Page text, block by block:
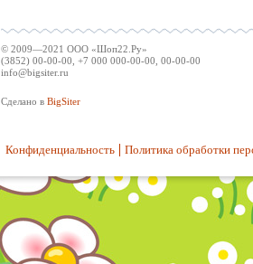
© 2009—2021 ООО «Шоп22.Ру»
(3852) 00-00-00, +7 000 000-00-00, 00-00-00
info@bigsiter.ru
Сделано в BigSiter
Конфиденциальность Политика обработки